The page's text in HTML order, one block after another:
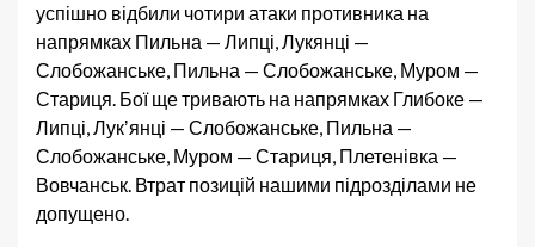
успішно відбили чотири атаки противника на
напрямках Пильна — Липці, Лукянці —
Слобожанське, Пильна — Слобожанське, Муром —
Стариця. Бої ще тривають на напрямках Глибоке —
Липці, Лукʼянці — Слобожанське, Пильна —
Слобожанське, Муром — Стариця, Плетенівка —
Вовчанськ. Втрат позицій нашими підрозділами не
допущено.